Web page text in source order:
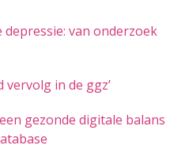
van onderzoek
vervolg in de ggz’
gezonde digitale balans